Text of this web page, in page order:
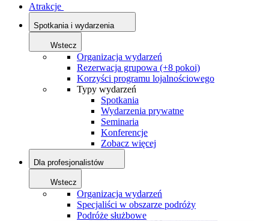
Atrakcje
Spotkania i wydarzenia
Wstecz
Organizacja wydarzeń
Rezerwacja grupowa (+8 pokoi)
Korzyści programu lojalnościowego
Typy wydarzeń
Spotkania
Wydarzenia prywatne
Seminaria
Konferencje
Zobacz więcej
Dla profesjonalistów
Wstecz
Organizacja wydarzeń
Specjaliści w obszarze podróży
Podróże służbowe